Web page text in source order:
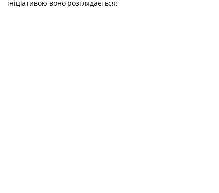
ініціативою воно розглядається;